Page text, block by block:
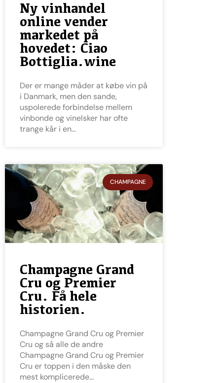
Ny vinhandel
online vender
markedet på
hovedet: Ciao
Bottiglia.wine
Der er mange måder at købe vin på
i Danmark, men den sande,
uspolerede forbindelse mellem
vinbonde og vinelsker har ofte
trange kår i en
CHAMPAGNE
Champagne Grand
Cru og Premier
Cru. Få hele
historien.
Champagne Grand Cru og Premier
Cru og så alle de andre
Champagne Grand Cru og Premier
Cru er toppen i den måske den
mest komplicerede